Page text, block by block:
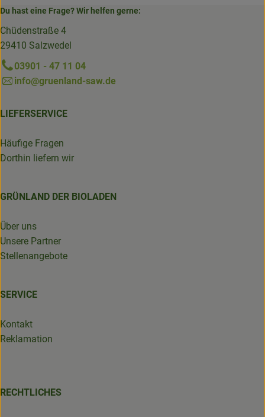
Du hast eine Frage? Wir helfen gerne:
Chüdenstraße 4
29410 Salzwedel
03901 - 47 11 04
info@gruenland-saw.de
LIEFERSERVICE
Häufige Fragen
Dorthin liefern wir
GRÜNLAND DER BIOLADEN
Über uns
Unsere Partner
Stellenangebote
SERVICE
Kontakt
Reklamation
RECHTLICHES